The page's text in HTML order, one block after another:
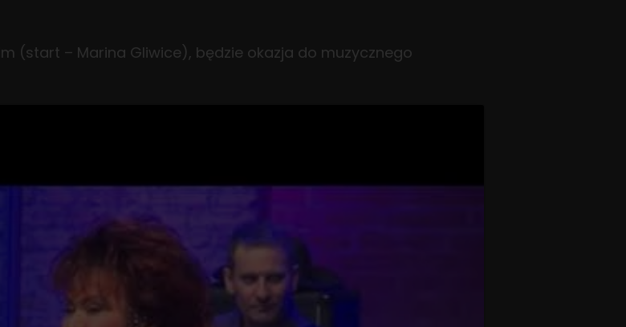
(start – Marina Gliwice), będzie okazja do muzycznego